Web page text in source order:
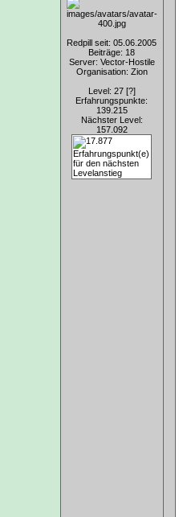
Redpill seit: 05.06.2005
Beiträge: 18
Server: Vector-Hostile
Organisation: Zion
Level: 27 [?]
Erfahrungspunkte:
139.215
Nächster Level:
157.092